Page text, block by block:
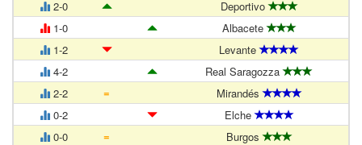
2-0
Deportivo
1-0
Albacete
1-2
Levante
4-2
Real Saragozza
2-2
=
Mirandés
0-2
Elche
0-0
=
Burgos